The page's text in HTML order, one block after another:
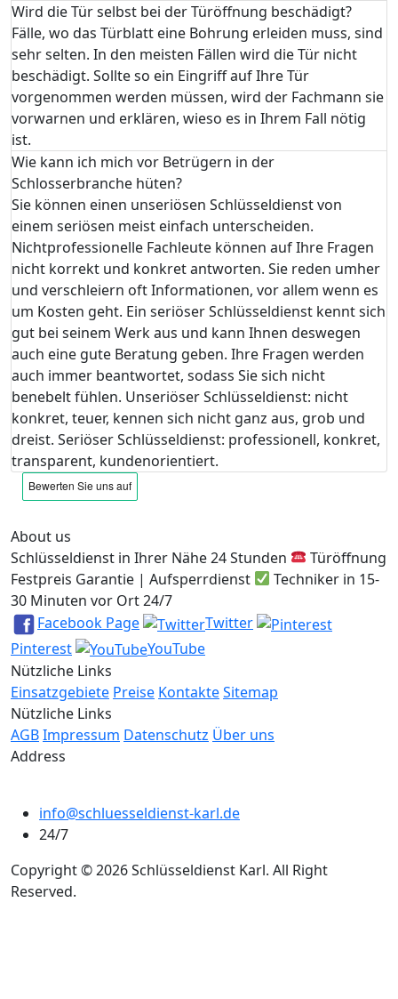
Wird die Tür selbst bei der Türöffnung beschädigt?
Fälle, wo das Türblatt eine Bohrung erleiden muss, sind
sehr selten. In den meisten Fällen wird die Tür nicht
beschädigt. Sollte so ein Eingriff auf Ihre Tür
vorgenommen werden müssen, wird der Fachmann sie
vorwarnen und erklären, wieso es in Ihrem Fall nötig
ist.
Wie kann ich mich vor Betrügern in der
Schlosserbranche hüten?
Sie können einen unseriösen Schlüsseldienst von
einem seriösen meist einfach unterscheiden.
Nichtprofessionelle Fachleute können auf Ihre Fragen
nicht korrekt und konkret antworten. Sie reden umher
und verschleiern oft Informationen, vor allem wenn es
um Kosten geht. Ein seriöser Schlüsseldienst kennt sich
gut bei seinem Werk aus und kann Ihnen deswegen
auch eine gute Beratung geben. Ihre Fragen werden
auch immer beantwortet, sodass Sie sich nicht
benebelt fühlen. Unseriöser Schlüsseldienst: nicht
konkret, teuer, kennen sich nicht ganz aus, grob und
dreist. Seriöser Schlüsseldienst: professionell, konkret,
transparent, kundenorientiert.
About us
Schlüsseldienst in Ihrer Nähe 24 Stunden
Türöffnung
Festpreis Garantie | Aufsperrdienst
Techniker in 15-
30 Minuten vor Ort 24/7
Facebook Page
Twitter
Pinterest
YouTube
Nützliche Links
Einsatzgebiete Preise KontakteSitemap
Nützliche Links
AGBImpressum Datenschutz Über uns
Address
info@schluesseldienst-karl.de
24/7
Copyright © 2026 Schlüsseldienst Karl. All Right
Reserved.